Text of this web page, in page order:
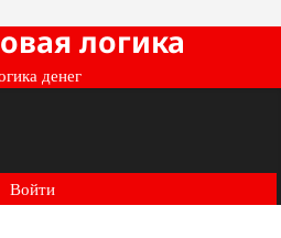
логика
денег
Войти